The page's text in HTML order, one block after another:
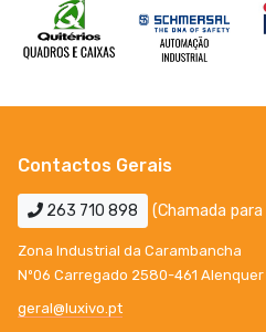
Contactos Gerais
263 710 898 (Chamada
Zona Industrial da Carambancha
Nº06 Carregado 2580-461
geral@luxivo.pt